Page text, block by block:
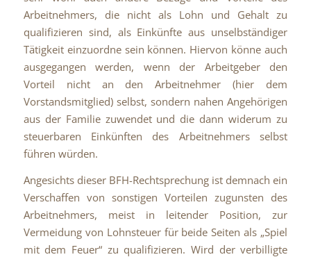
Arbeitnehmers, die nicht als Lohn und Gehalt zu
qualifizieren sind, als Einkünfte aus unselbständiger
Tätigkeit einzuordne sein können. Hiervon könne auch
ausgegangen werden, wenn der Arbeitgeber den
Vorteil nicht an den Arbeitnehmer (hier dem
Vorstandsmitglied) selbst, sondern nahen Angehörigen
aus der Familie zuwendet und die dann widerum zu
steuerbaren Einkünften des Arbeitnehmers selbst
führen würden.
Angesichts dieser BFH-Rechtsprechung ist demnach ein
Verschaffen von sonstigen Vorteilen zugunsten des
Arbeitnehmers, meist in leitender Position, zur
Vermeidung von Lohnsteuer für beide Seiten als „Spiel
mit dem Feuer“ zu qualifizieren. Wird der verbilligte